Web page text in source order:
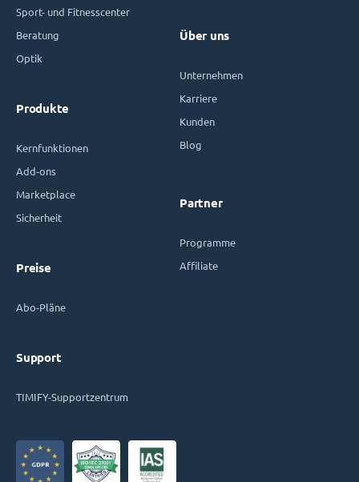
Sport- und Fitnesscenter
Beratung
Optik
Produkte
Kernfunktionen
Add-ons
Marketplace
Sicherheit
Preise
Abo-Pläne
Support
TIMIFY-Supportzentrum
Über uns
Unternehmen
Karriere
Kunden
Blog
Partner
Programme
Affiliate